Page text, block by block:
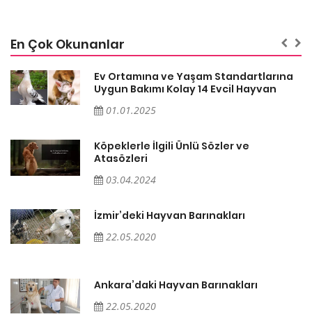
En Çok Okunanlar
Ev Ortamına ve Yaşam Standartlarına
Uygun Bakımı Kolay 14 Evcil Hayvan
01.01.2025
Köpeklerle İlgili Ünlü Sözler ve
Atasözleri
03.04.2024
İzmir’deki Hayvan Barınakları
22.05.2020
Ankara’daki Hayvan Barınakları
22.05.2020